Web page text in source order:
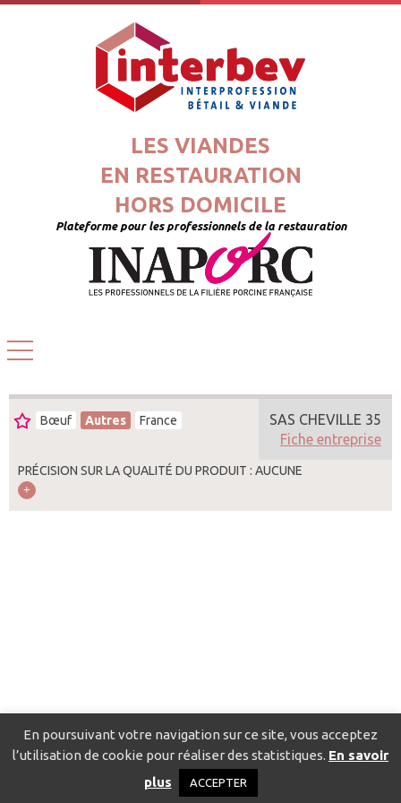
LES VIANDES
EN RESTAURATION
HORS DOMICILE
Plateforme pour les professionnels de la restauration
Bœuf Autres France
PRÉCISION SUR LA QUALITÉ DU PRODUIT : AUCUNE
SAS CHEVILLE 35
Fiche entreprise
Catalogue pour localiser les fournisseurs
Politique de confidentialité
En poursuivant votre navigation sur ce site, vous acceptez
l’utilisation de cookie pour réaliser des statistiques. En savoir
plus
ACCEPTER